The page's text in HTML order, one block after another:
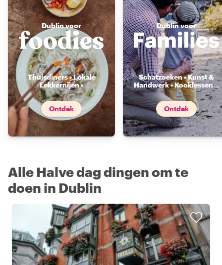
Dublin voor
Thuisdiners • Lokale
Lekkernijen •
Voedselmarkten...
Ontdek
Dublin voor
Schatzoeken • Kunst &
Handwerk • Kooklessen...
Ontdek
Alle Halve dag dingen om te
doen in Dublin